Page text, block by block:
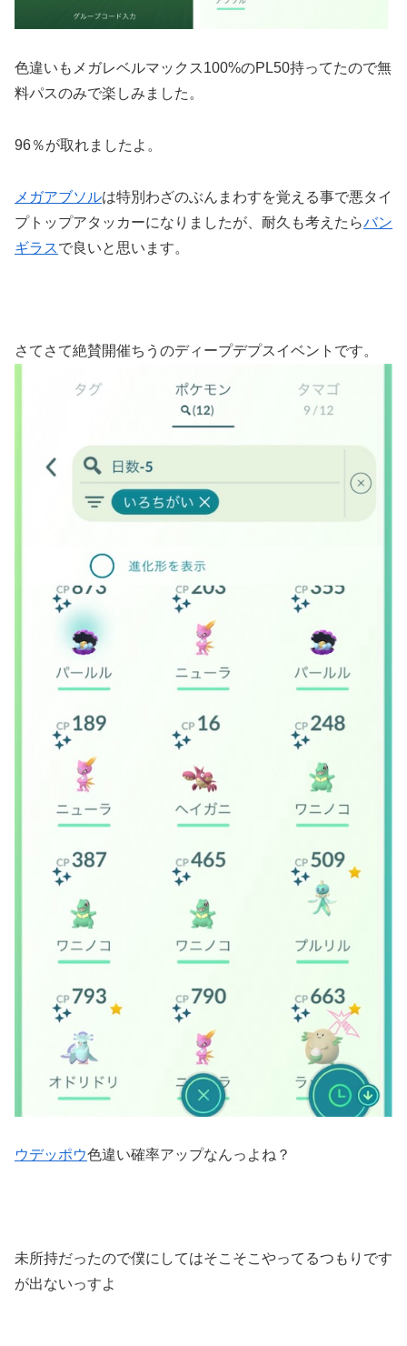
色違いもメガレベルマックス100%のPL50持ってたので無
料パスのみで楽しみました。
96％が取れましたよ。
メガアブソルは特別わざのぶんまわすを覚える事で悪タイ
プトップアタッカーになりましたが、耐久も考えたらバン
ギラスで良いと思います。
さてさて絶賛開催ちうのディープデプスイベントです。
ウデッポウ色違い確率アップなんっよね？
未所持だったので僕にしてはそこそこやってるつもりです
が出ないっすよ